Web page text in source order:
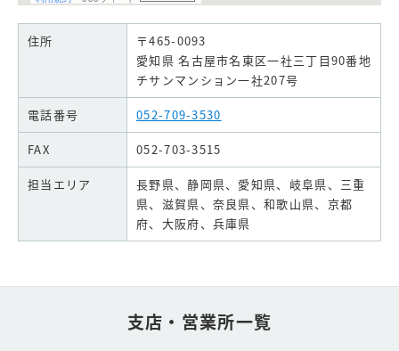
住所
〒465-0093
愛知県 名古屋市名東区一社三丁目90番地
チサンマンション一社207号
電話番号 052-709-3530
FAX 052-703-3515
担当エリア
長野県、静岡県、愛知県、岐阜県、三重
県、滋賀県、奈良県、和歌山県、京都
府、大阪府、兵庫県
支店・営業所一覧